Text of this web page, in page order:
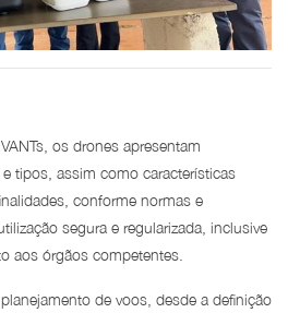
os drones apresentam
tipos, assim como características
conforme normas e
segura e regularizada, inclusive
aos órgãos competentes.
de voos, desde a definição